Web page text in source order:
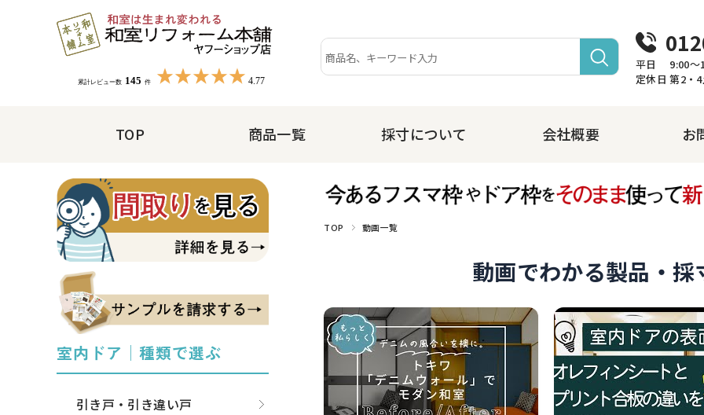
平日 9:00〜
定休日 第2・
TOP 商品一覧 採寸について 会社概要 お
TOP 動画一覧
動画でわかる製品・
室内ドア│種類で選ぶ
引き戸・引き違い戸